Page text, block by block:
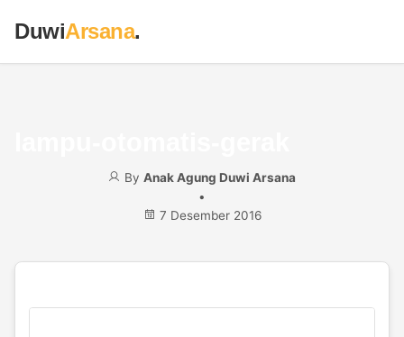
DuwiArsana.
By Anak Agung Duwi Arsana
•
7 Desember 2016